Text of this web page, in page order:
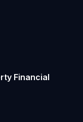
Financial